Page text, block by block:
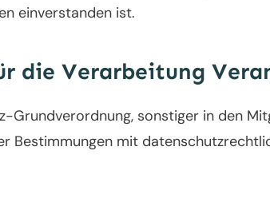
einverstanden ist.
die Verarbeitung
Grundverordnung, sonstiger in den
Bestimmungen mit